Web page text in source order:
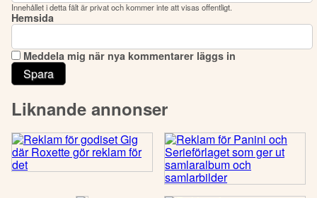
Innehållet i detta fält är privat och kommer inte att visas offentligt.
Hemsida
Meddela mig när nya kommentarer läggs in
Liknande annonser